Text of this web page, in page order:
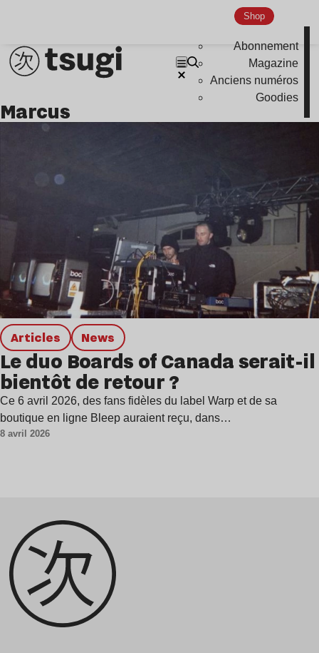
Shop
Abonnement
Magazine
Anciens numéros
Goodies
Indie
marcus
Articles news
Le duo Boards of Canada serait-il
bientôt de retour ?
Ce 6 avril 2026, des fans fidèles du label Warp et de sa
boutique en ligne Bleep auraient reçu, dans…
8 avril 2026